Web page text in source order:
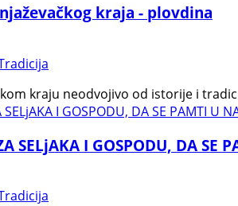
kraja - plovdina
kraju neodvojivo od istorije i
SELjAKA I GOSPODU, DA SE